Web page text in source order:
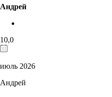
Андрей
10,0
июль 2026
Андрей